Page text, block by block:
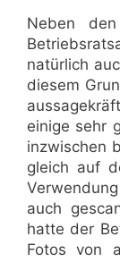
Neben
natürlich
diesem
einige sehr
inzwischen
gleich auf
auch
hatte der
Fotos von